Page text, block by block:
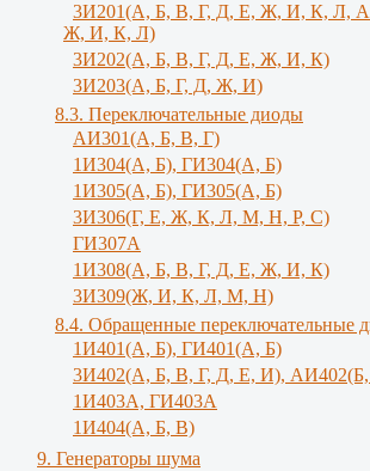
3И201(А, Б, В, Г, Д, Е, Ж, И, К, Л,
Ж, И, К, Л)
3И202(А, Б, В, Г, Д, Е, Ж, И, К)
3И203(А, Б, Г, Д, Ж, И)
8.3. Переключательные диоды
АИ301(А, Б, В, Г)
1И304(А, Б), ГИ304(А, Б)
1И305(А, Б), ГИ305(А, Б)
3И306(Г, Е, Ж, К, Л, М, Н, Р, С)
ГИ307А
1И308(А, Б, В, Г, Д, Е, Ж, И, К)
3И309(Ж, И, К, Л, M, Н)
8.4. Обращенные переключательные
1И401(А, Б), ГИ401(А, Б)
3И402(А, Б, В, Г, Д, Е, И), АИ402(Б,
1И403А, ГИ403А
1И404(А, Б, В)
9. Генераторы шума